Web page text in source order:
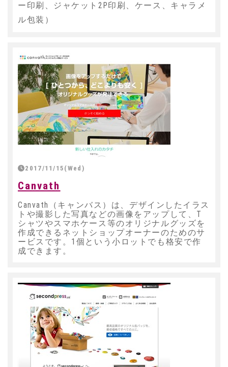
ー印刷、ジャケット2P印刷、ケース、キャラメ
ル包装）
2017/11/15(Wed)
Canvath
Canvath（キャンバス）は、デザインしたイラス
トや撮影した写真などの画像をアップして、T
シャツやスマホケース等のオリジナルグッズを
作成できるネットショップオーナーのためのサ
ービスです。1個という小ロットでも格安で作
成できます。